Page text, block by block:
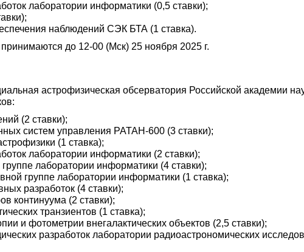
лаборатории информатики (0,5 ставки);
наблюдений СЭК БТА (1 ставка).
до 12-00 (Мск) 25 ноября 2025 г.
астрофизическая обсерватория Российской академии
(2 ставки);
систем управления РАТАН-600 (3 ставки);
(1 ставка);
лаборатории информатики (2 ставки);
лаборатории информатики (4 ставки);
группе лаборатории информатики (1 ставка);
разработок (4 ставки);
континуума (2 ставки);
транзиентов (1 ставка);
и фотометрии внегалактических объектов (2,5 ставки);
разработок лаборатории радиоастрономических